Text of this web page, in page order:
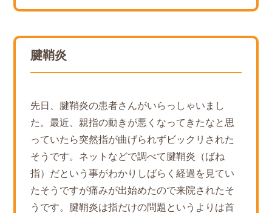
腱鞘炎
先日、腱鞘炎の患者さんがいらっしゃいまし
た。最近、親指の動きが悪くなってきたなと思
っていたら突然指が曲げられずビックリされた
そうです。ネットなどで調べて腱鞘炎（ばね
指）だという事がわかりしばらく経過を見てい
たそうですが痛みが出始めたので来院されたそ
うです。腱鞘炎は指だけの問題というよりは首